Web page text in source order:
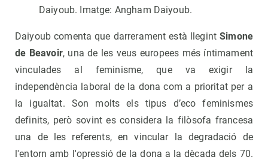
Daiyoub. Imatge: Angham Daiyoub.
Daiyoub comenta que darrerament està llegintSimone
de Beavoir, una de les veus europees més íntimament
vinculades al feminisme, que va exigir la
independència laboral de la dona com a prioritat per a
la igualtat. Son molts els tipus d’eco feminismes
definits, però sovint es considera la filòsofa francesa
una de les referents, en vincular la degradació de
l'entorn amb l'opressió de la dona a la dècada dels 70.